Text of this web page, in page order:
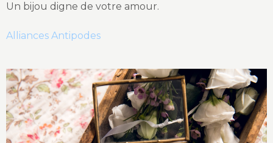
Un bijou digne de votre amour.
Alliances Antipodes